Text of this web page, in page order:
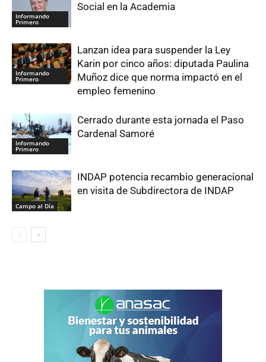
Informando
Primero
Social en la Academia
Informando
Primero
Lanzan idea para suspender la Ley
Karin por cinco años: diputada Paulina
Muñoz dice que norma impactó en el
empleo femenino
Informando
Primero
Cerrado durante esta jornada el Paso
Cardenal Samoré
Campo al Día
INDAP potencia recambio generacional
en visita de Subdirectora de INDAP